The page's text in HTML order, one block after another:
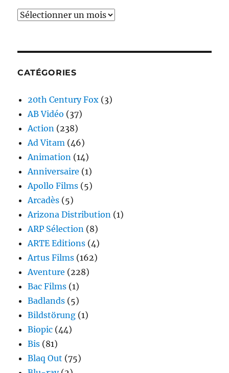
Archives
CATÉGORIES
20th Century Fox (3)
AB Vidéo (37)
Action (238)
Ad Vitam (46)
Animation (14)
Anniversaire (1)
Apollo Films (5)
Arcadès (5)
Arizona Distribution (1)
ARP Sélection (8)
ARTE Editions (4)
Artus Films (162)
Aventure (228)
Bac Films (1)
Badlands (5)
Bildstörung (1)
Biopic (44)
Bis (81)
Blaq Out (75)